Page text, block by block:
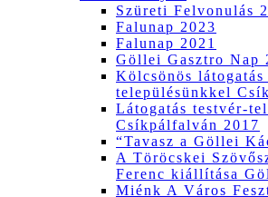
Szüreti Felvonulás
Falunap 2023
Falunap 2021
Göllei Gasztro Nap
Kölcsönös látogatás
településünkkel
Látogatás testvér-
Csíkpálfalván 2017
“Tavasz a Göllei
A Töröcskei
Ferenc kiállítása
Miénk A Város